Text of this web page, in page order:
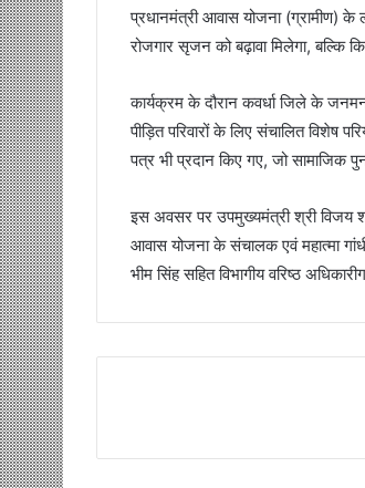
प्रधानमंत्री आवास योजना (ग्रामीण) के
रोजगार सृजन को बढ़ावा मिलेगा, बल्कि
कार्यक्रम के दौरान कवर्धा जिले के
पीड़ित परिवारों के लिए संचालित विशेष
पत्र भी प्रदान किए गए, जो सामाजिक
इस अवसर पर उपमुख्यमंत्री श्री विजय
आवास योजना के संचालक एवं महात्मा
भीम सिंह सहित विभागीय वरिष्ठ